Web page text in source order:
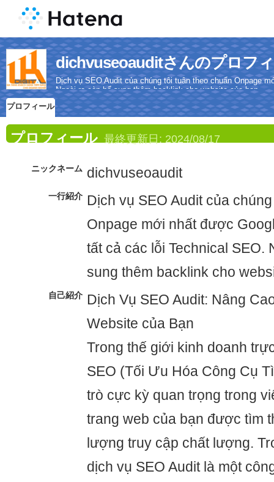
dichvuseoauditさんのプロフ
Dịch vụ SEO Audit của chúng tôi tuân theo chuẩn Onpage
Ngoài ra còn bổ sung thêm backlink cho website của bạn.
プロフィール
プロフィール 最終更新日: 2024/08/17
ニックネーム dichvuseoaudit
一行紹介 Dịch vụ SEO Audit của
Onpage mới nhất được
tất cả các lỗi Technical SEO.
sung thêm backlink cho
自己紹介 Dịch Vụ SEO Audit: Nâng
Website của Bạn
Trong thế giới kinh doanh
SEO (Tối Ưu Hóa Công Cụ
trò cực kỳ quan trọng trong
trang web của bạn được tìm
lượng truy cập chất lượng.
dịch vụ SEO Audit là một